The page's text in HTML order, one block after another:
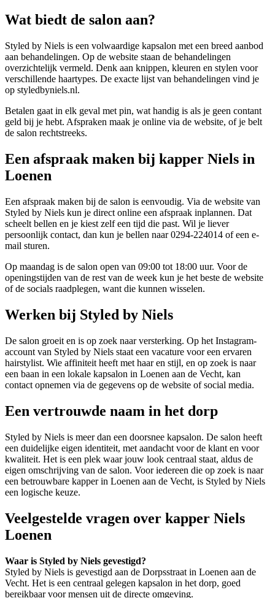
Wat biedt de salon aan?
Styled by Niels is een volwaardige kapsalon met een breed aanbod
aan behandelingen. Op de website staan de behandelingen
overzichtelijk vermeld. Denk aan knippen, kleuren en stylen voor
verschillende haartypes. De exacte lijst van behandelingen vind je
op styledbyniels.nl.
Betalen gaat in elk geval met pin, wat handig is als je geen contant
geld bij je hebt. Afspraken maak je online via de website, of je belt
de salon rechtstreeks.
Een afspraak maken bij kapper Niels in
Loenen
Een afspraak maken bij de salon is eenvoudig. Via de website van
Styled by Niels kun je direct online een afspraak inplannen. Dat
scheelt bellen en je kiest zelf een tijd die past. Wil je liever
persoonlijk contact, dan kun je bellen naar 0294-224014 of een e-
mail sturen.
Op maandag is de salon open van 09:00 tot 18:00 uur. Voor de
openingstijden van de rest van de week kun je het beste de website
of de socials raadplegen, want die kunnen wisselen.
Werken bij Styled by Niels
De salon groeit en is op zoek naar versterking. Op het Instagram-
account van Styled by Niels staat een vacature voor een ervaren
hairstylist. Wie affiniteit heeft met haar en stijl, en op zoek is naar
een baan in een lokale kapsalon in Loenen aan de Vecht, kan
contact opnemen via de gegevens op de website of social media.
Een vertrouwde naam in het dorp
Styled by Niels is meer dan een doorsnee kapsalon. De salon heeft
een duidelijke eigen identiteit, met aandacht voor de klant en voor
kwaliteit. Het is een plek waar jouw look centraal staat, aldus de
eigen omschrijving van de salon. Voor iedereen die op zoek is naar
een betrouwbare kapper in Loenen aan de Vecht, is Styled by Niels
een logische keuze.
Veelgestelde vragen over kapper Niels
Loenen
Waar is Styled by Niels gevestigd?
Styled by Niels is gevestigd aan de Dorpsstraat in Loenen aan de
Vecht. Het is een centraal gelegen kapsalon in het dorp, goed
bereikbaar voor mensen uit de directe omgeving.